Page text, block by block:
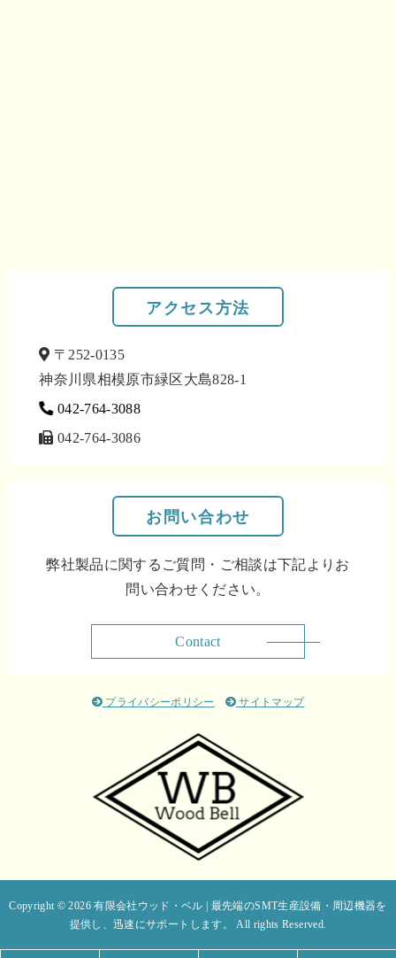
アクセス方法
〒252-0135
神奈川県相模原市緑区大島828-1
042-764-3088
042-764-3086
お問い合わせ
弊社製品に関するご質問・ご相談は下記よりお
問い合わせください。
Contact
プライバシーポリシー サイトマップ
Copyright © 2026 有限会社ウッド・ベル | 最先端のSMT生産設備・周辺機器を
提供し、迅速にサポートします。 All rights Reserved.